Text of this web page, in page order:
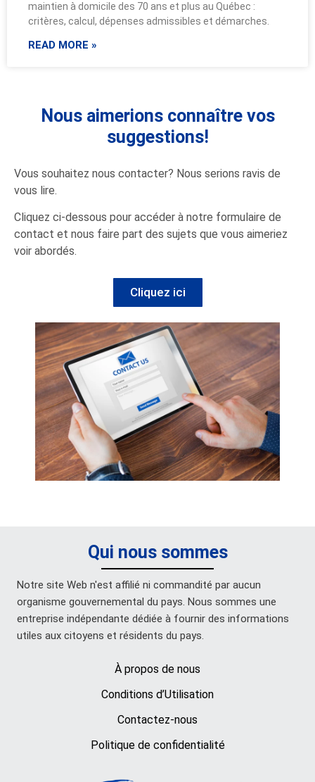
maintien à domicile des 70 ans et plus au Québec :
critères, calcul, dépenses admissibles et démarches.
READ MORE »
Nous aimerions connaître vos
suggestions!
Vous souhaitez nous contacter? Nous serions ravis de
vous lire.
Cliquez ci-dessous pour accéder à notre formulaire de
contact et nous faire part des sujets que vous aimeriez
voir abordés.
Cliquez ici
Qui nous sommes
Notre site Web n'est affilié ni commandité par aucun
organisme gouvernemental du pays. Nous sommes une
entreprise indépendante dédiée à fournir des informations
utiles aux citoyens et résidents du pays.
À propos de nous
Conditions d’Utilisation
Contactez-nous
Politique de confidentialité